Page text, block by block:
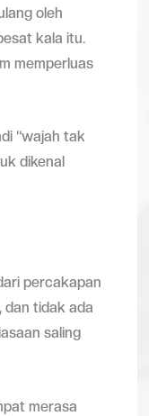
oleh
kala itu.
memperluas
“wajah tak
dikenal
percakapan
dan tidak ada
saling
merasa